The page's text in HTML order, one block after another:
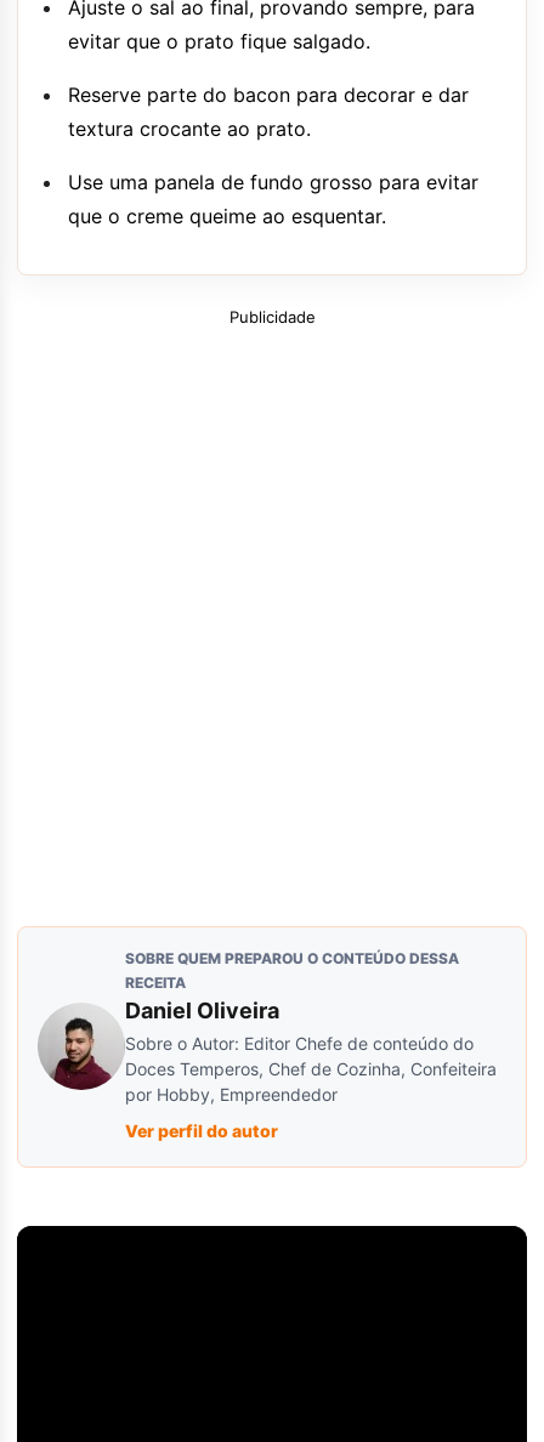
Ajuste o sal ao final, provando sempre, para
evitar que o prato fique salgado.
Reserve parte do bacon para decorar e dar
textura crocante ao prato.
Use uma panela de fundo grosso para evitar
que o creme queime ao esquentar.
Publicidade
SOBRE QUEM PREPAROU O CONTEÚDO DESSA
RECEITA
Daniel Oliveira
Sobre o Autor: Editor Chefe de conteúdo do
Doces Temperos, Chef de Cozinha, Confeiteira
por Hobby, Empreendedor
Ver perfil do autor